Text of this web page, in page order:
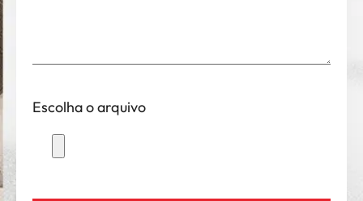
Escolha o arquivo